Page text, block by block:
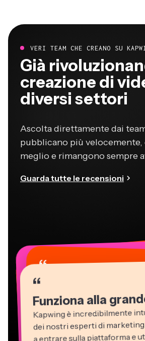
VERI TEAM CHE CREANO SU
Già
creazione di
diversi settori
Ascolta direttamente dai
pubblicano più
meglio e rimangono sempre
Guarda tutte le recensioni
“
Funziona alla
Kapwing è incredibilmente
dei nostri esperti di
a entrare sulla piattaforma e
“
“
“
“
“
“
“